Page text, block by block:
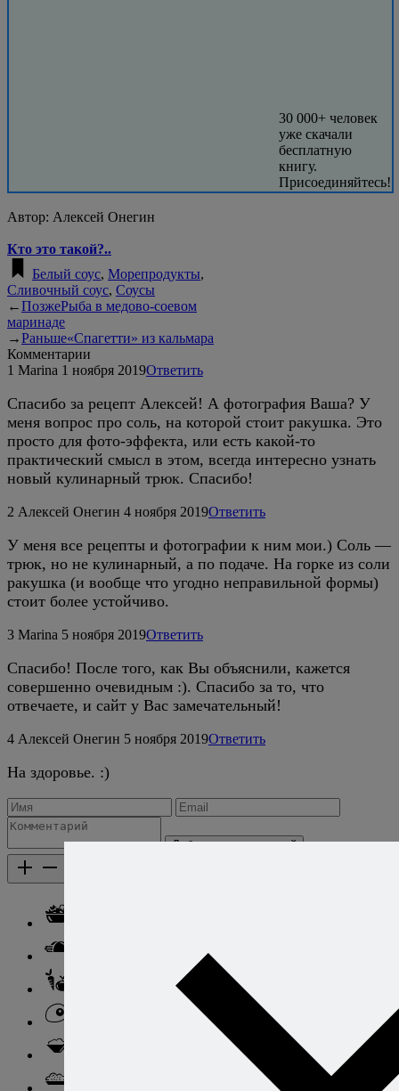
30 000+ человек
уже скачали
бесплатную
книгу.
Присоединяйтесь!
Автор: Алексей Онегин
Кто это такой?..
Белый соус, Морепродукты,
Сливочный соус, Соусы
←ПозжеРыба в медово-соевом
маринаде
→Раньше«Спагетти» из кальмара
Комментарии
1 Мarina 1 ноября 2019Ответить
Спасибо за рецепт Алексей! А фотография Ваша? У
меня вопрос про соль, на которой стоит ракушка. Это
просто для фото-эффекта, или есть какой-то
практический смысл в этом, всегда интересно узнать
новый кулинарный трюк. Спасибо!
2 Алексей Онегин 4 ноября 2019Ответить
У меня все рецепты и фотографии к ним мои.) Соль —
трюк, но не кулинарный, а по подаче. На горке из соли
ракушка (и вообще что угодно неправильной формы)
стоит более устойчиво.
3 Мarina 5 ноября 2019Ответить
Спасибо! После того, как Вы объяснили, кажется
совершенно очевидным :). Спасибо за то, что
отвечаете, и сайт у Вас замечательный!
4 Алексей Онегин 5 ноября 2019Ответить
На здоровье. :)
Добавить комментарий
Блюда из овощей